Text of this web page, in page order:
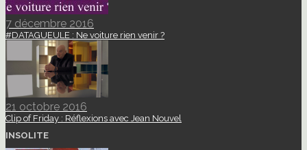
7 décembre 2016
#DATAGUEULE : Ne voiture rien venir ?
21 octobre 2016
Clip of Friday : Réflexions avec Jean Nouvel
INSOLITE